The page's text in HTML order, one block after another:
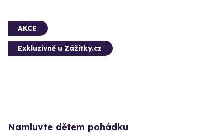
AKCE
Exkluzivně u Zážitky.cz
Namluvte dětem pohádku